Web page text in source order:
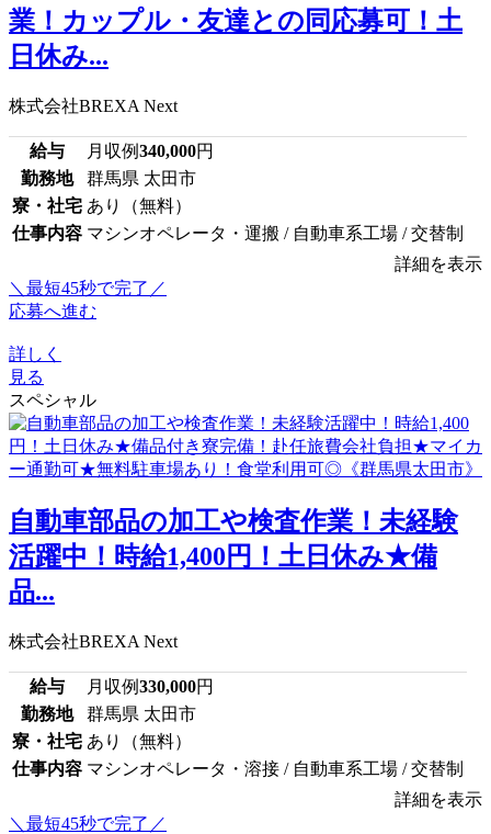
業！カップル・友達との同応募可！土
日休み...
株式会社BREXA Next
給与 月収例340,000円
勤務地
群馬県 太田市
寮・社宅 あり（無料）
仕事内容 マシンオペレータ・運搬 / 自動車系工場 / 交替制
詳細を表示
＼最短45秒で完了／
応募へ進む
詳しく
見る
スペシャル
自動車部品の加工や検査作業！未経験
活躍中！時給1,400円！土日休み★備
品...
株式会社BREXA Next
給与 月収例330,000円
勤務地
群馬県 太田市
寮・社宅 あり（無料）
仕事内容 マシンオペレータ・溶接 / 自動車系工場 / 交替制
詳細を表示
＼最短45秒で完了／